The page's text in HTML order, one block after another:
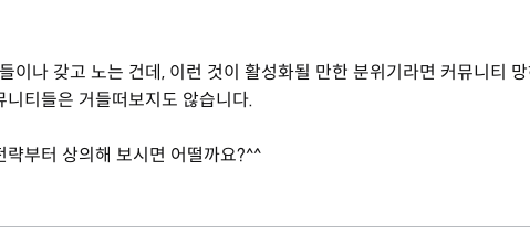
이나 갖고 노는 건데, 이런 것이 활성화될 만한 분위기라면 커뮤니티
티들은 거들떠보지도 않습니다.
부터 상의해 보시면 어떨까요?^^